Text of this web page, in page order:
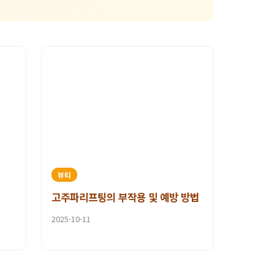
뷰티
고주파리프팅의 부작용 및 예방 방법
2025-10-11